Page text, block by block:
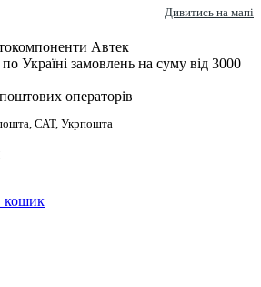
Дивитись на мапі
Автек
Україні замовлень на суму від 3000
операторів
САТ, Укрпошта
кошик